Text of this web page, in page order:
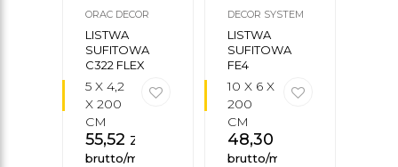
ORAC DECOR
LISTWA
SUFITOWA
C322 FLEX
5 X 4,2
X 200
CM
55,52 zł
brutto/mb
DECOR SYSTEM
LISTWA
SUFITOWA
FE4
10 X 6 X
200
CM
48,30
brutto/mb